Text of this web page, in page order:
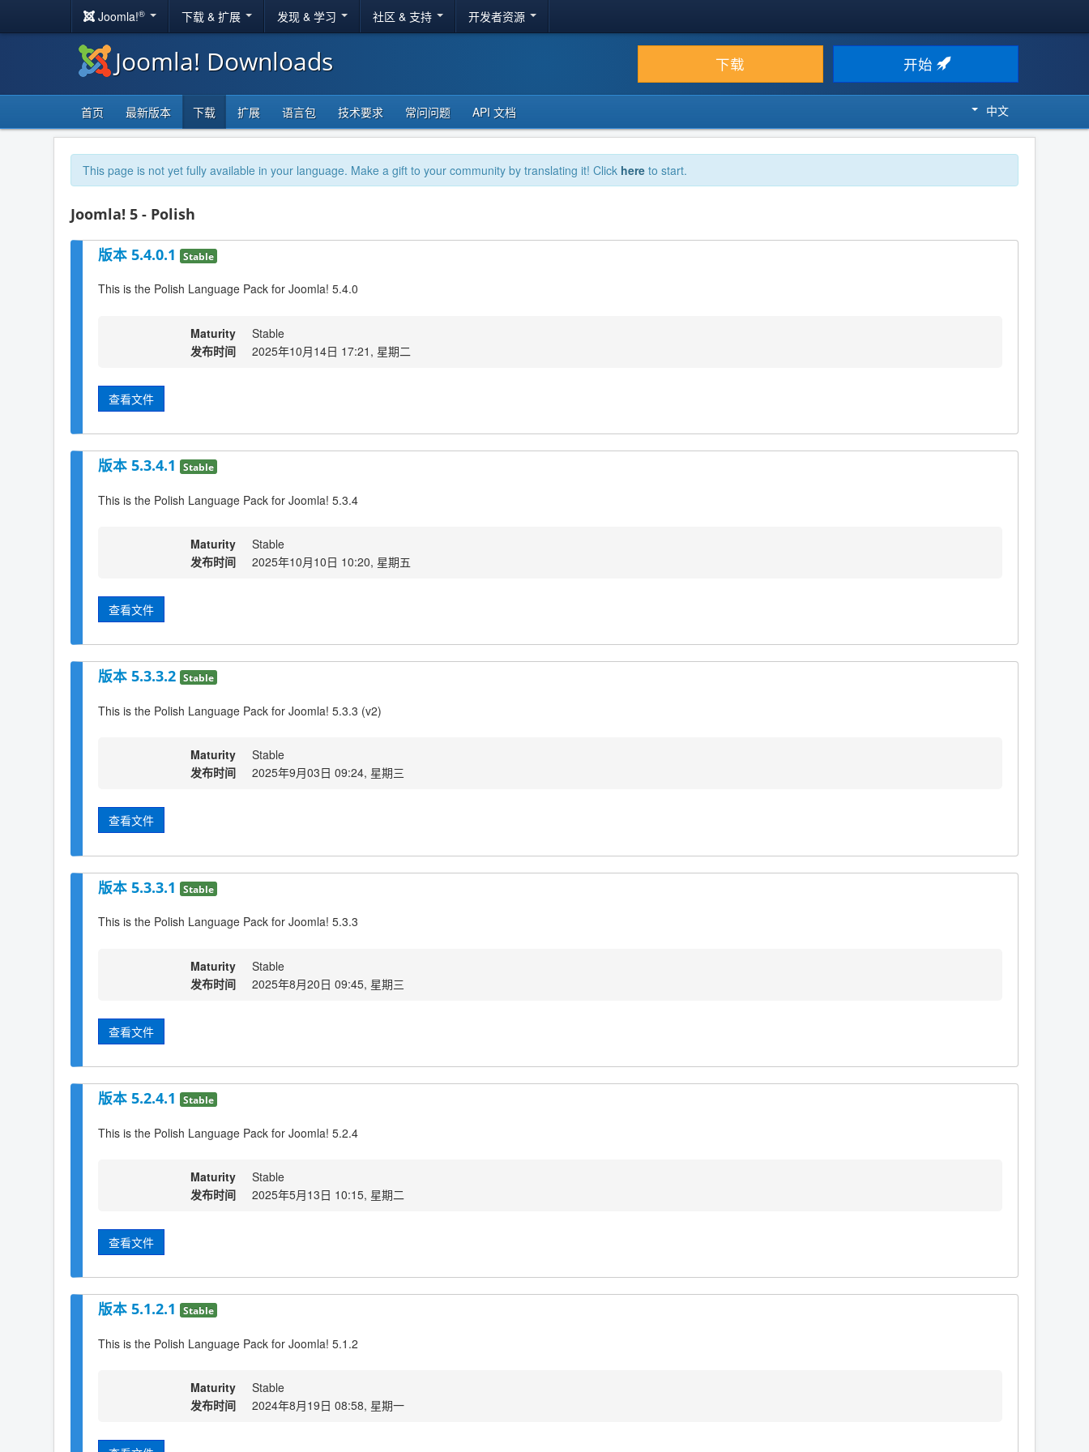
Joomla!® 下载 & 扩展 发现 & 学习 社区 & 支持 开发者资源
Joomla! Downloads 下载 开始
首页 最新版本 下载 扩展 语言包 技术要求 常问问题 API 文档 中文
This page is not yet fully available in your language. Make a gift to your community by translating it! Click here to start.
Joomla! 5 - Polish
版本 5.4.0.1 Stable
This is the Polish Language Pack for Joomla! 5.4.0
Maturity
Stable
发布时间
2025年10月14日 17:21, 星期二
查看文件
版本 5.3.4.1 Stable
This is the Polish Language Pack for Joomla! 5.3.4
Maturity
Stable
发布时间
2025年10月10日 10:20, 星期五
查看文件
版本 5.3.3.2 Stable
This is the Polish Language Pack for Joomla! 5.3.3 (v2)
Maturity
Stable
发布时间
2025年9月03日 09:24, 星期三
查看文件
版本 5.3.3.1 Stable
This is the Polish Language Pack for Joomla! 5.3.3
Maturity
Stable
发布时间
2025年8月20日 09:45, 星期三
查看文件
版本 5.2.4.1 Stable
This is the Polish Language Pack for Joomla! 5.2.4
Maturity
Stable
发布时间
2025年5月13日 10:15, 星期二
查看文件
版本 5.1.2.1 Stable
This is the Polish Language Pack for Joomla! 5.1.2
Maturity
Stable
发布时间
2024年8月19日 08:58, 星期一